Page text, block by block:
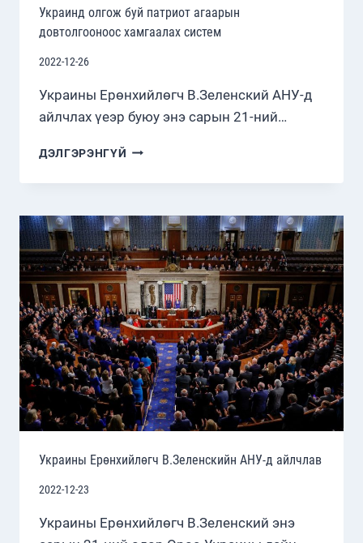
Украинд олгож буй патриот агаарын
довтолгооноос хамгаалах систем
2022-12-26
Украины Ерөнхийлөгч В.Зеленский АНУ-д
айлчлах үеэр буюу энэ сарын 21-ний…
ДЭЛГЭРЭНГҮЙ УКРАИНД
БУЙ
АГААРЫН
ДОВТОЛГООНООС
ХАМГААЛАХ
СИСТЕМ
Украины Ерөнхийлөгч В.Зеленскийн АНУ-д айлчлав
2022-12-23
Украины Ерөнхийлөгч В.Зеленский энэ